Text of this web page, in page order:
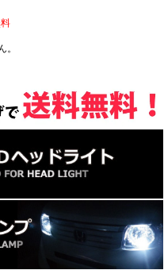
。